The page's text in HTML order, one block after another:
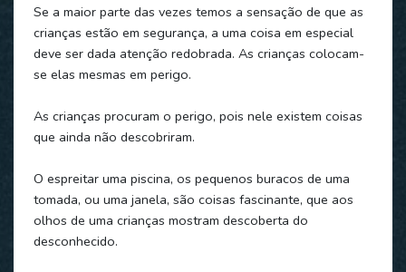
Se a maior parte das vezes temos a sensação de que as
crianças estão em segurança, a uma coisa em especial
deve ser dada atenção redobrada. As crianças colocam-
se elas mesmas em perigo.
As crianças procuram o perigo, pois nele existem coisas
que ainda não descobriram.
O espreitar uma piscina, os pequenos buracos de uma
tomada, ou uma janela, são coisas fascinante, que aos
olhos de uma crianças mostram descoberta do
desconhecido.